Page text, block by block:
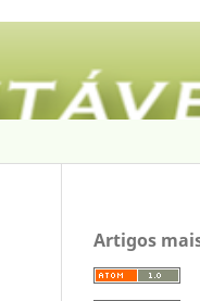
Artigos